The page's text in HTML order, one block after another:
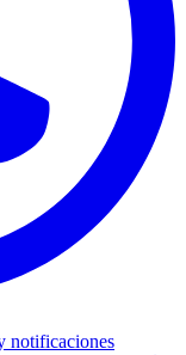
notificaciones